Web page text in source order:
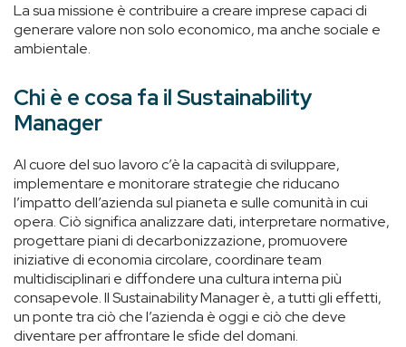
La sua missione è contribuire a creare imprese capaci di
generare valore non solo economico, ma anche sociale e
ambientale.
Chi è e cosa fa il Sustainability
Manager
Al cuore del suo lavoro c’è la capacità di sviluppare,
implementare e monitorare strategie che riducano
l’impatto dell’azienda sul pianeta e sulle comunità in cui
opera. Ciò significa analizzare dati, interpretare normative,
progettare piani di decarbonizzazione, promuovere
iniziative di economia circolare, coordinare team
multidisciplinari e diffondere una cultura interna più
consapevole. Il Sustainability Manager è, a tutti gli effetti,
un ponte tra ciò che l’azienda è oggi e ciò che deve
diventare per affrontare le sfide del domani.